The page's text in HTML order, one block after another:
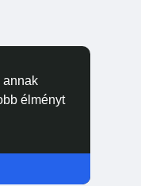
annak
élményt